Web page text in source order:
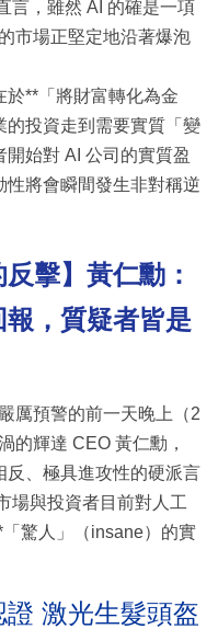
言，雖然 AI 的確是一項
市場正堅定地沿著爆泡
**「將財富轉化為金
的投資走到需要實質「變
始對 AI 公司的實質盈
將會瞬間發生非對稱逆
擊】黃仁勳：
，質疑者皆是
厲預警的前一天晚上（2
的輝達 CEO 黃仁勳，
反、極具進攻性的硬派言
場與投資者目前對人工
驚人」（insane）的實
激光生髮頭盔